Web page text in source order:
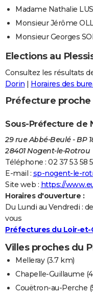
Madame Nathalie
Monsieur Jérôme
Monsieur Georges
Elections au
Consultez les résultats
Dorin | Horaires des
Préfecture proche
Sous-Préfecture de
29 rue Abbé-Beulé - BP
28401 Nogent-le-Rotrou
Téléphone : 02 37 53 58
E-mail : sp-nogent-le-
Site web : https://
Horaires d'ouverture :
Du Lundi au Vendredi :
vous
Préfectures du Loir-et-
Villes proches du
Melleray(3.7 km)
Chapelle-Guillaume
Couëtron-au-Perche